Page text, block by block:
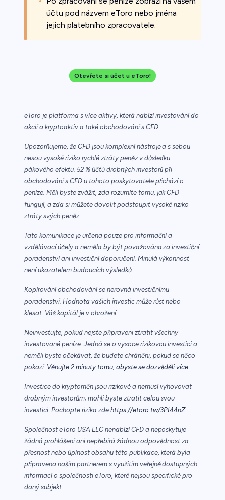
účtu pod názvem eToro nebo jména
jejich platebního zpracovatele.
Otevřete si účet u eToro!
eToro je platforma s více aktivy, která nabízí investování do
akcií a kryptoaktiv a také obchodování s CFD.
Upozorňujeme, že CFD jsou komplexní nástroje a s sebou
nesou vysoké riziko rychlé ztráty peněz v důsledku
pákového efektu. 52 % účtů drobných investorů při
obchodování s CFD u tohoto poskytovatele přichází o
peníze. Měli byste zvážit, zda rozumíte tomu, jak CFD
fungují, a zda si můžete dovolit podstoupit vysoké riziko
ztráty svých peněz.
Tato komunikace je určena pouze pro informační a
vzdělávací účely a neměla by být považována za investiční
poradenství ani investiční doporučení. Minulá výkonnost
není ukazatelem budoucích výsledků.
Kopírování obchodování se nerovná investičnímu
poradenství. Hodnota vašich investic může růst nebo
klesat. Váš kapitál je v ohrožení.
Neinvestujte, pokud nejste připraveni ztratit všechny
investované peníze. Jedná se o vysoce rizikovou investici a
neměli byste očekávat, že budete chráněni, pokud se něco
pokazí. Věnujte 2 minuty tomu, abyste se dozvěděli více.
Investice do kryptoměn jsou rizikové a nemusí vyhovovat
drobným investorům; mohli byste ztratit celou svou
investici. Pochopte rizika zde https://etoro.tw/3PI44nZ.
Společnost eToro USA LLC nenabízí CFD a neposkytuje
žádná prohlášení ani nepřebírá žádnou odpovědnost za
přesnost nebo úplnost obsahu této publikace, která byla
připravena naším partnerem s využitím veřejně dostupných
informací o společnosti eToro, které nejsou specifické pro
daný subjekt.